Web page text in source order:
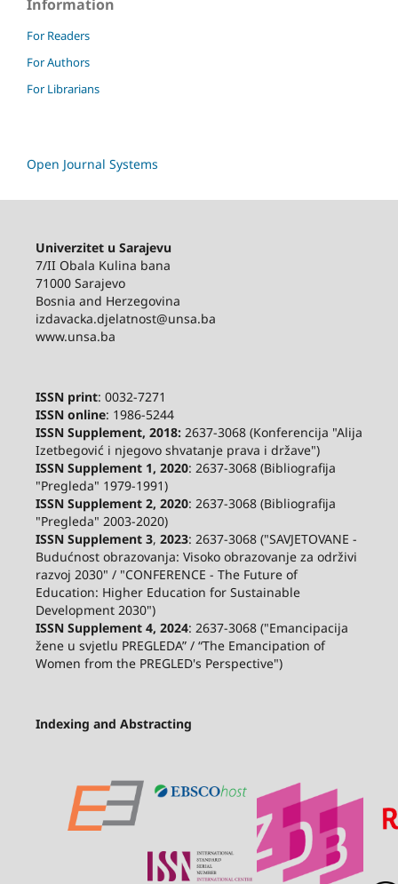
Information
For Readers
For Authors
For Librarians
Open Journal Systems
Univerzitet u Sarajevu
7/II Obala Kulina bana
71000 Sarajevo
Bosnia and Herzegovina
izdavacka.djelatnost@unsa.ba
www.unsa.ba
ISSN print: 0032-7271
ISSN online: 1986-5244
ISSN Supplement, 2018:2637-3068 (Konferencija "Alija
Izetbegović i njegovo shvatanje prava i države")
ISSN Supplement 1, 2020: 2637-3068 (Bibliografija
"Pregleda" 1979-1991)
ISSN Supplement 2, 2020: 2637-3068 (Bibliografija
"Pregleda" 2003-2020)
ISSN Supplement 3, 2023: 2637-3068 ("SAVJETOVANE -
Budućnost obrazovanja: Visoko obrazovanje za održivi
razvoj 2030" / "CONFERENCE - The Future of
Education: Higher Education for Sustainable
Development 2030")
ISSN Supplement 4, 2024: 2637-3068 ("Emancipacija
žene u svjetlu PREGLEDA” / “The Emancipation of
Women from the PREGLED's Perspective")
Indexing and Abstracting